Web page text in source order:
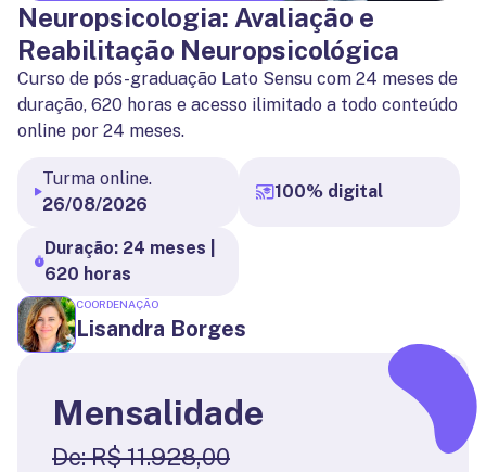
Neuropsicologia: Avaliação e
Reabilitação Neuropsicológica
Curso de pós-graduação Lato Sensu com 24 meses de
duração, 620 horas e acesso ilimitado a todo conteúdo
online por 24 meses.
Turma online.
26/08/2026
100% digital
Duração: 24 meses |
620 horas
COORDENAÇÃO
Lisandra Borges
Mensalidade
De:R$ 11.928,00